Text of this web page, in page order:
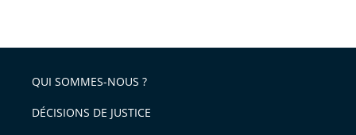
QUI SOMMES-NOUS ?
DÉCISIONS DE JUSTICE